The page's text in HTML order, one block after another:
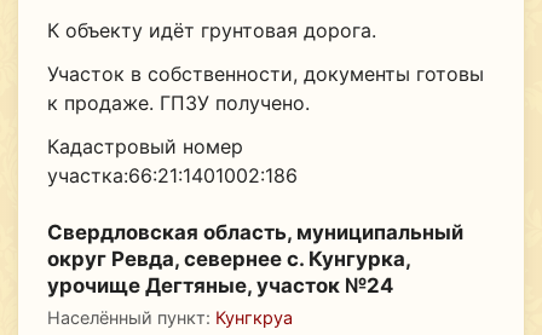
К объекту идёт грунтовая дорога.
Участок в собственности, документы готовы
к продаже. ГПЗУ получено.
Кадастровый номер
участка:66:21:1401002:186
Свердловская область, муниципальный
округ Ревда, севернее с. Кунгурка,
урочище Дегтяные, участок №24
Населённый пункт: Кунгкруа